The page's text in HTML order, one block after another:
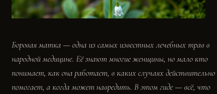
Боровая матка — одна из самых известных лечебных трав в
народной медицине. Её знают многие женщины, но мало кто
понимает, как она работает, в каких случаях действительно
помогает, а когда может навредить. В этом гиде — всё, что